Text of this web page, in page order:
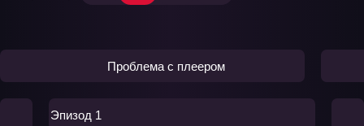
Проблема с плеером
Эпизод 1